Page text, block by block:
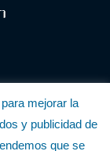
mejorar la
y publicidad de
que se